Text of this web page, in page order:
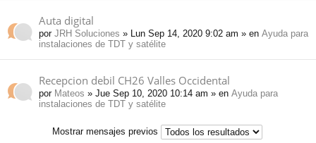
Auta digital
por JRH Soluciones » Lun Sep 14, 2020 9:02 am » en Ayuda para
instalaciones de TDT y satélite
Recepcion debil CH26 Valles Occidental
por Mateos » Jue Sep 10, 2020 10:14 am » en Ayuda para
instalaciones de TDT y satélite
Mostrar mensajes previos